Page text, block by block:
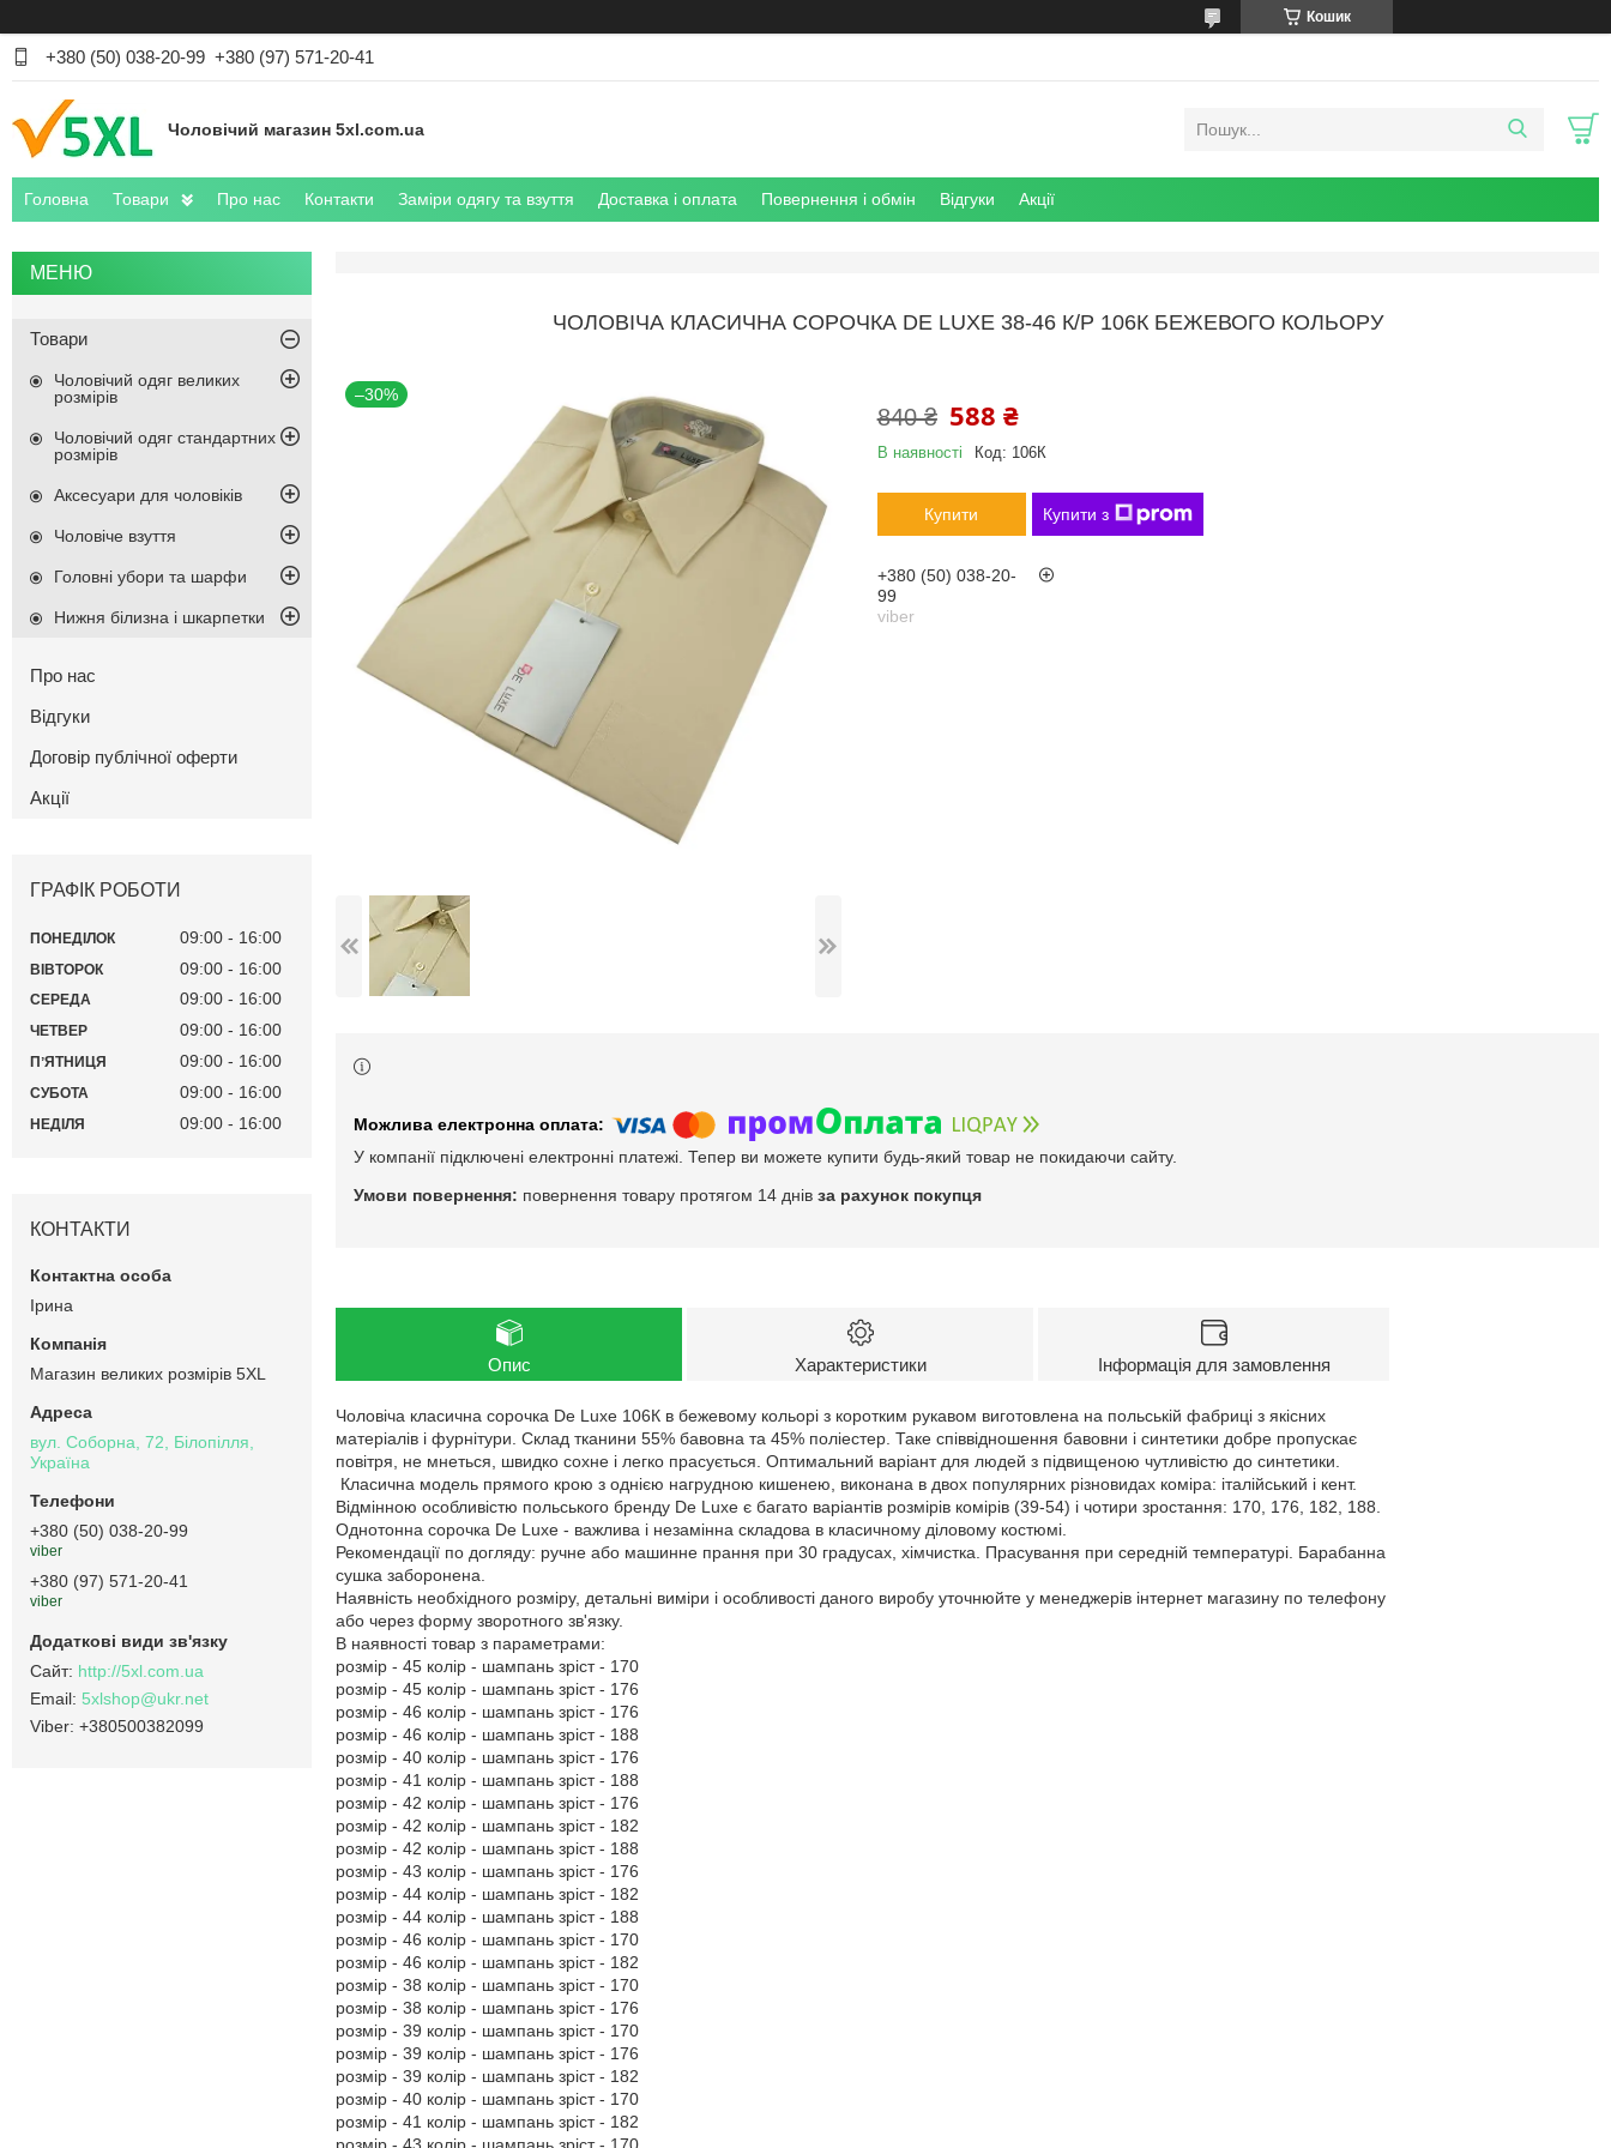
Кошик
+380 (50) 038-20-99 +380 (97) 571-20-41
Чоловічий магазин 5xl.com.ua
Головна Товари Про нас Контакти Заміри одягу та взуття Доставка і оплата Повернення і обмін Відгуки Акції
ЧОЛОВІЧА КЛАСИЧНА СОРОЧКА DE LUXE 38-46 К/Р 106К БЕЖЕВОГО КОЛЬОРУ
–30%
840 ₴ 588 ₴
В наявності Код: 106К
Купити Купити з
+380 (50) 038-20-
99
viber
У компанії підключені електронні платежі. Тепер ви можете купити будь-який товар не покидаючи сайту.
повернення товару протягом 14 днів за рахунок покупця
Опис Характеристики Інформація для замовлення
Чоловіча класична сорочка De Luxe 106К в бежевому кольорі з коротким рукавом виготовлена на польській фабриці з якісних
матеріалів і фурнітури. Склад тканини 55% бавовна та 45% поліестер. Таке співвідношення бавовни і синтетики добре пропускає
повітря, не мнеться, швидко сохне і легко прасується. Оптимальний варіант для людей з підвищеною чутливістю до синтетики.
Класична модель прямого крою з однією нагрудною кишенею, виконана в двох популярних різновидах коміра: італійський і кент.
Відмінною особливістю польського бренду De Luxe є багато варіантів розмірів комірів (39-54) і чотири зростання: 170, 176, 182, 188.
Однотонна сорочка De Luxe - важлива і незамінна складова в класичному діловому костюмі.
Рекомендації по догляду: ручне або машинне прання при 30 градусах, хімчистка. Прасування при середній температурі. Барабанна
сушка заборонена.
Наявність необхідного розміру, детальні виміри і особливості даного виробу уточнюйте у менеджерів інтернет магазину по телефону
або через форму зворотного зв'язку.
В наявності товар з параметрами:
розмір - 45 колір - шампань зріст - 170
розмір - 45 колір - шампань зріст - 176
розмір - 46 колір - шампань зріст - 176
розмір - 46 колір - шампань зріст - 188
розмір - 40 колір - шампань зріст - 176
розмір - 41 колір - шампань зріст - 188
розмір - 42 колір - шампань зріст - 176
розмір - 42 колір - шампань зріст - 182
розмір - 42 колір - шампань зріст - 188
розмір - 43 колір - шампань зріст - 176
розмір - 44 колір - шампань зріст - 182
розмір - 44 колір - шампань зріст - 188
розмір - 46 колір - шампань зріст - 170
розмір - 46 колір - шампань зріст - 182
розмір - 38 колір - шампань зріст - 170
розмір - 38 колір - шампань зріст - 176
розмір - 39 колір - шампань зріст - 170
розмір - 39 колір - шампань зріст - 176
розмір - 39 колір - шампань зріст - 182
розмір - 40 колір - шампань зріст - 170
розмір - 41 колір - шампань зріст - 182
Товари
Чоловічий одяг великих
розмірів
Чоловічий одяг стандартних
розмірів
Аксесуари для чоловіків
Чоловіче взуття
Головні убори та шарфи
Нижня білизна і шкарпетки
Про нас
Відгуки
Договір публічної оферти
Акції
ГРАФІК РОБОТИ
ПОНЕДІЛОК 09:00 16:00
ВІВТОРОК 09:00 16:00
СЕРЕДА 09:00 16:00
ЧЕТВЕР 09:00 16:00
ПʼЯТНИЦЯ 09:00 16:00
СУБОТА 09:00 16:00
НЕДІЛЯ 09:00 16:00
КОНТАКТИ
Ірина
Магазин великих розмірів 5XL
вул. Соборна, 72, Білопілля,
Україна
+380 (50) 038-20-99
viber
+380 (97) 571-20-41
viber
http://5xl.com.ua
5xlshop@ukr.net
+380500382099